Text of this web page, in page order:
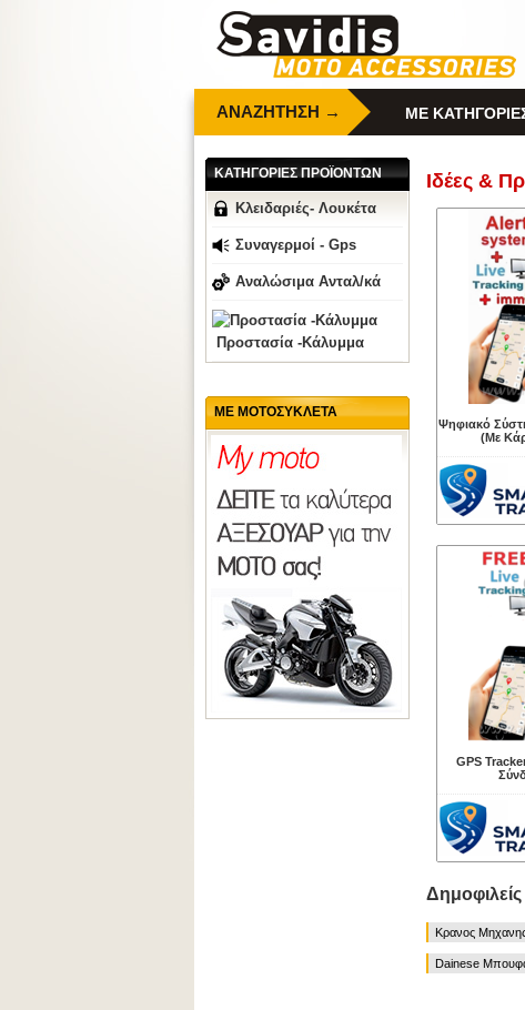
ΑΝΑΖΗΤΗΣΗ → ΜΕ
Ιδέες &
Ψηφιακό
(Με
GPS
Κρανος
Dainese
ΚΑΤΗΓΟΡΙΕΣ ΠΡΟΪΟΝΤΩΝ
Κλειδαριές- Λουκέτα
Συναγερμοί - Gps
Αναλώσιμα Ανταλ/κά
Προστασία -Κάλυμμα
ΜΕ ΜΟΤΟΣΥΚΛΕΤΑ